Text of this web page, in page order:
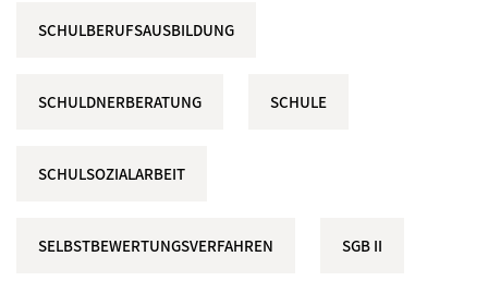
SCHULBERUFSAUSBILDUNG
SCHULDNERBERATUNG SCHULE
SCHULSOZIALARBEIT
SELBSTBEWERTUNGSVERFAHREN SGB II